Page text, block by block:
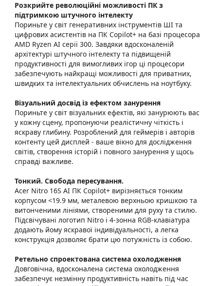
Розкрийте революційні можливості ПК з
підтримкою штучного інтелекту
Пориньте у світ генеративних інструментів ШІ та
цифрових асистентів на ПК Copilot+ на базі процесора
AMD Ryzen AI серії 300. Завдяки вдосконаленій
архітектурі штучного інтелекту та підвищеній
продуктивності для вимогливих ігор ці процесори
забезпечують найкращі можливості для приватних,
швидких та інтелектуальних обчислень на ноутбуку.
Візуальний досвід із ефектом занурення
Пориньте у світ візуальних ефектів, які занурюють вас
у кожну сцену, пропонуючи реалістичну чіткість і
яскраву глибину. Розроблений для геймерів і авторів
контенту цей дисплей - ваше вікно для дослідження
світів, створення історій і повного занурення у щось
справді важливе.
Тонкий. Свобода пересування.
Acer Nitro 16S AI ПК Copilot+ вирізняється тонким
корпусом <19.9 мм, металевою верхньою кришкою та
витонченими лініями, створеними для руху та стилю.
Підсвічувані логотип Nitro і 4-зонна RGB-клавіатура
додають йому яскравої індивідуальності, а легка
конструкція дозволяє брати цю потужність із собою.
Ретельно спроектована система охолодження
Довговічна, вдосконалена система охолодження
забезпечує незмінну продуктивність навіть під час